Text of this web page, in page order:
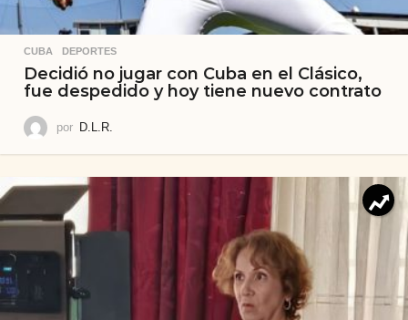
CUBA ,DEPORTES
Decidió no jugar con Cuba en el Clásico,
fue despedido y hoy tiene nuevo contrato
por D.L.R.